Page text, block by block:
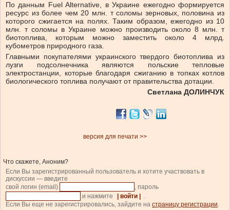
По данным Fuel Alternative, в Украине ежегодно формируется
ресурс из более чем 20 млн. т соломы зерновых, половина из
которого сжигается на полях. Таким образом, ежегодно из 10
млн. т соломы в Украине можно производить около 8 млн. т
биотоплива, которым можно заместить около 4 млрд.
кубометров природного газа.
Главными покупателями украинского твердого биотоплива из
лузги подсолнечника являются польские тепловые
электростанции, которые благодаря сжиганию в топках котлов
биологического топлива получают от правительства дотации.
Светлана ДОЛИНЧУК
версия для печати >>
Что скажете, Аноним?
Если Вы зарегистрированный пользователь и хотите участвовать в
дискуссии — введите
свой логин (email)
, пароль
и нажмите
| войти |
.
Если Вы еще не зарегистрировались, зайдите на страницу регистрации.